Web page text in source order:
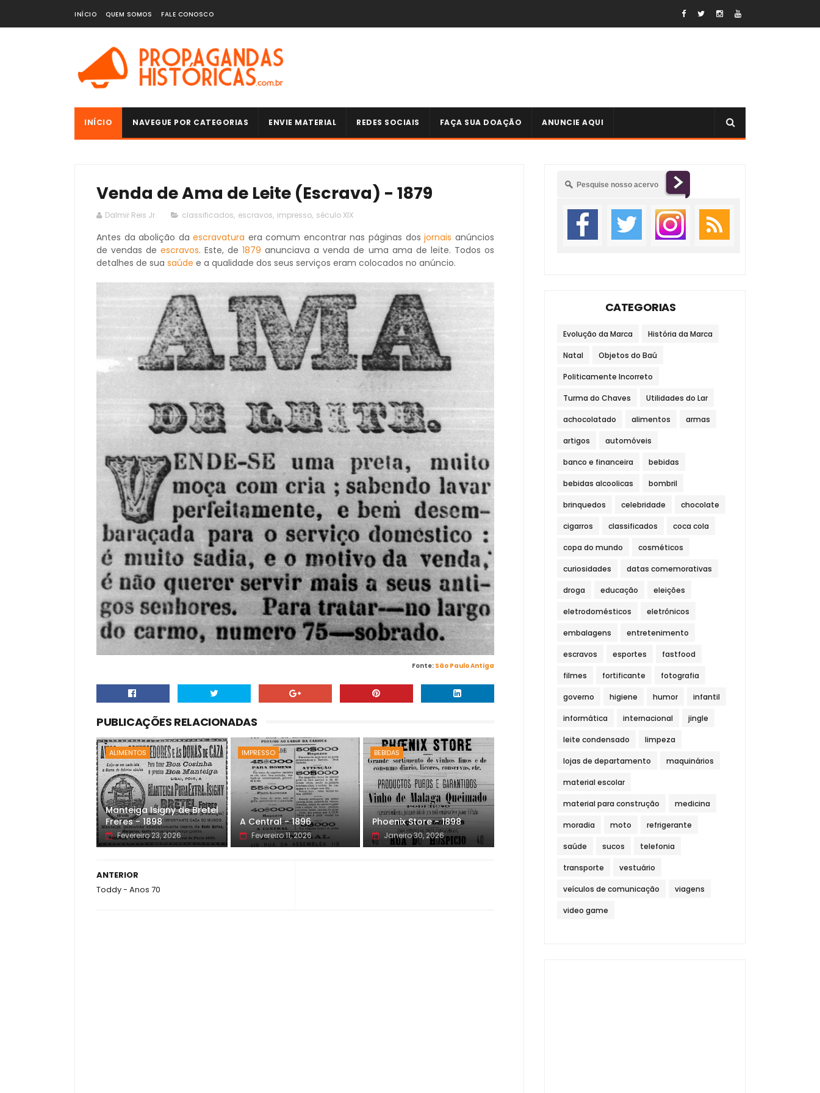
INÍCIO QUEM SOMOS FALE CONOSCO
INÍCIO NAVEGUE POR CATEGORIAS ENVIE MATERIAL REDES SOCIAIS FAÇA SUA DOAÇÃO ANUNCIE AQUI
Venda de Ama de Leite (Escrava) - 1879
Dalmir Reis Jr. classificados, escravos, impresso, século XIX
Antes da abolição daescravatura era comum encontrar nas páginas dosjornais anúncios
de vendas deescravos. Este, de1879 anunciava a venda de uma ama de leite. Todos os
detalhes de sua saúde e a qualidade dos seus serviços eram colocados no anúncio.
Fonte: São Paulo Antiga
PUBLICAÇÕES RELACIONADAS
ALIMENTOS
Manteiga Isigny de Bretel
Freres - 1898
Fevereiro 23, 2026
IMPRESSO
A Central - 1896
Fevereiro 11, 2026
BEBIDAS
Phoenix Store - 1898
Janeiro 30, 2026
ANTERIOR
Toddy - Anos 70
CATEGORIAS
Evolução da Marca História da Marca
Natal Objetos do Baú
Politicamente Incorreto
Turma do Chaves Utilidades do Lar
achocolatado alimentos armas
artigos automóveis
banco e financeira bebidas
bebidas alcoolicas bombril
brinquedos celebridade chocolate
cigarros classificados coca cola
copa do mundo cosméticos
curiosidades datas comemorativas
droga educação eleições
eletrodomésticos eletrônicos
embalagens entretenimento
escravos esportes fastfood
filmes fortificante fotografia
governo higiene humor infantil
informática internacional jingle
leite condensado limpeza
lojas de departamento maquinários
material escolar
material para construção medicina
moradia moto refrigerante
saúde sucos telefonia
transporte vestuário
veículos de comunicação viagens
video game